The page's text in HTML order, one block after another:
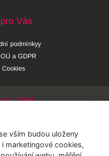
Vás
podmínkyy
a GDPR
Cookies
vším budou uloženy
marketingové cookies,